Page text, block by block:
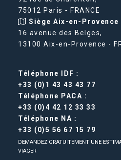
75012 Paris - FRANCE
Siège Aix-en-Provence
16 avenue des Belges,
13100 Aix-en-Provence -
Téléphone IDF :
+33 (0)1 43 43 43 77
Téléphone PACA :
+33 (0)4 42 12 33 33
Téléphone NA :
+33 (0)5 56 67 15 79
DEMANDEZ GRATUITEMENT UNE
VIAGER